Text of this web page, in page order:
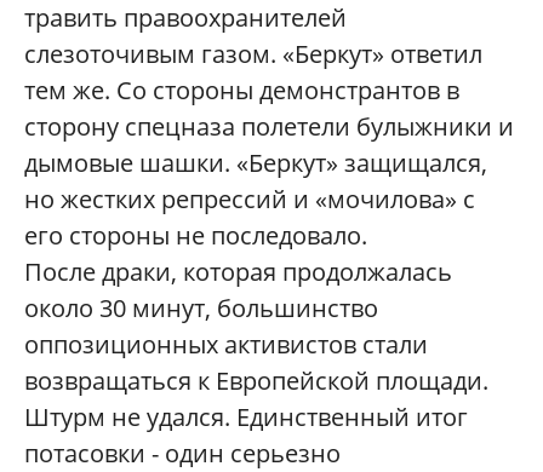
травить правоохранителей
слезоточивым газом. «Беркут» ответил
тем же. Со стороны демонстрантов в
сторону спецназа полетели булыжники и
дымовые шашки. «Беркут» защищался,
но жестких репрессий и «мочилова» с
его стороны не последовало.
После драки, которая продолжалась
около 30 минут, большинство
оппозиционных активистов стали
возвращаться к Европейской площади.
Штурм не удался. Единственный итог
потасовки - один серьезно